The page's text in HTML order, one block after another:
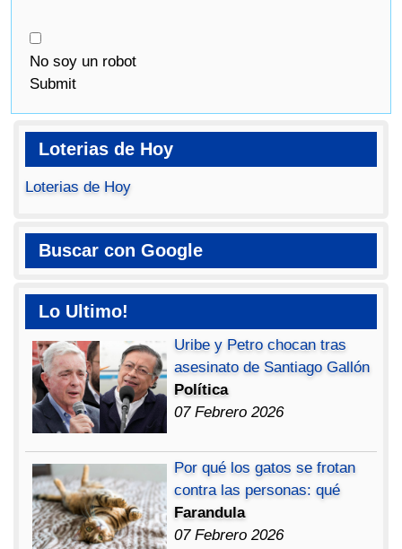
No soy un robot
Submit
Loterias de Hoy
Loterias de Hoy
Buscar con Google
Lo Ultimo!
Uribe y Petro chocan tras
asesinato de Santiago Gallón
Política
07 Febrero 2026
Por qué los gatos se frotan
contra las personas: qué
Farandula
07 Febrero 2026